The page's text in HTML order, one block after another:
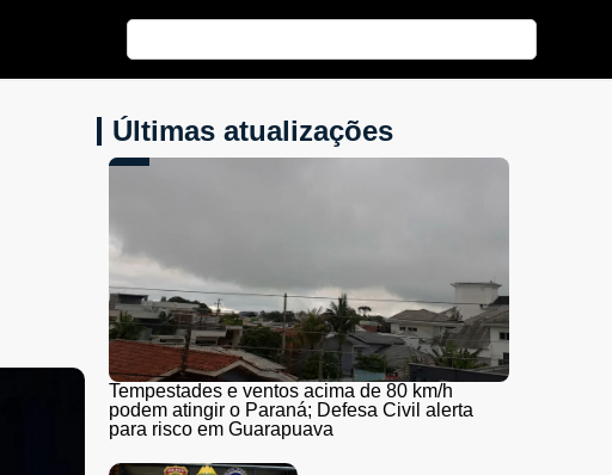
Últimas atualizações
Tempestades e ventos acima de 80 km/h
podem atingir o Paraná; Defesa Civil alerta
para risco em Guarapuava